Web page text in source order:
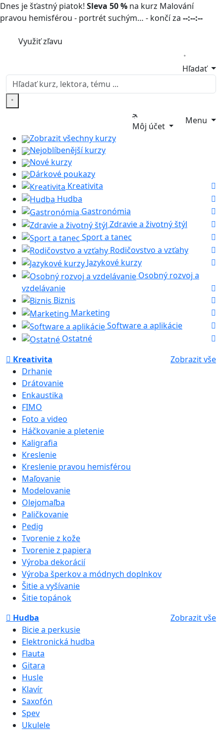
Dnes je šťastný piatok! Sleva 50 % na kurz Malování
pravou hemisférou - portrét suchým… - končí za --:--:--
Využiť zľavu
Hľadať
Môj účet
Menu
Zobrazit všechny kurzy
Nejoblíbenější kurzy
Nové kurzy
Dárkové poukazy
Kreativita
Hudba
Gastronómia
Zdravie a životný štýl
Sport a tanec
Rodičovstvo a vzťahy
Jazykové kurzy
Osobný rozvoj a
vzdelávanie
Biznis
Marketing
Software a aplikácie
Ostatné
Kreativita
Zobrazit vše
Drhanie
Drátovanie
Enkaustika
FIMO
Foto a video
Háčkovanie a pletenie
Kaligrafia
Kreslenie
Kreslenie pravou hemisférou
Maľovanie
Modelovanie
Olejomaľba
Paličkovanie
Pedig
Tvorenie z kože
Tvorenie z papiera
Výroba dekorácií
Výroba šperkov a módnych doplnkov
Šitie a vyšívanie
Šitie topánok
Hudba
Zobrazit vše
Bicie a perkusie
Elektronická hudba
Flauta
Gitara
Husle
Klavír
Saxofón
Spev
Ukulele